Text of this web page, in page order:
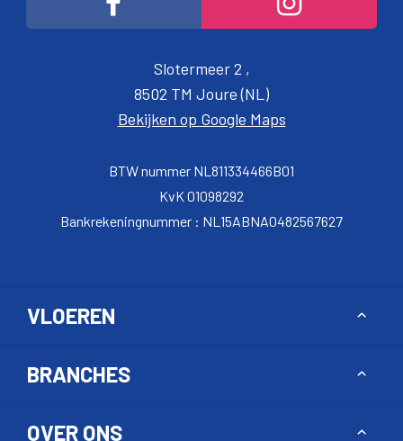
Slotermeer 2 ,
8502 TM Joure (NL)
Bekijken op Google Maps
BTW nummer NL811334466B01
KvK 01098292
Bankrekeningnummer : NL15ABNA0482567627
VLOEREN
BRANCHES
OVER ONS